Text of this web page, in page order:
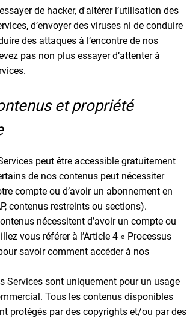
de hacker, d'altérer l’utilisation des
d’envoyer des viruses ni de conduire
des attaques à l’encontre de nos
pas non plus essayer d’attenter à
et propriété
peut être accessible gratuitement
de nos contenus peut nécessiter
compte ou d’avoir un abonnement en
contenus restreints ou sections).
nécessitent d’avoir un compte ou
vous référer à l’Article 4 « Processus
savoir comment accéder à nos
Services sont uniquement pour un usage
Tous les contenus disponibles
protégés par des copyrights et/ou par des